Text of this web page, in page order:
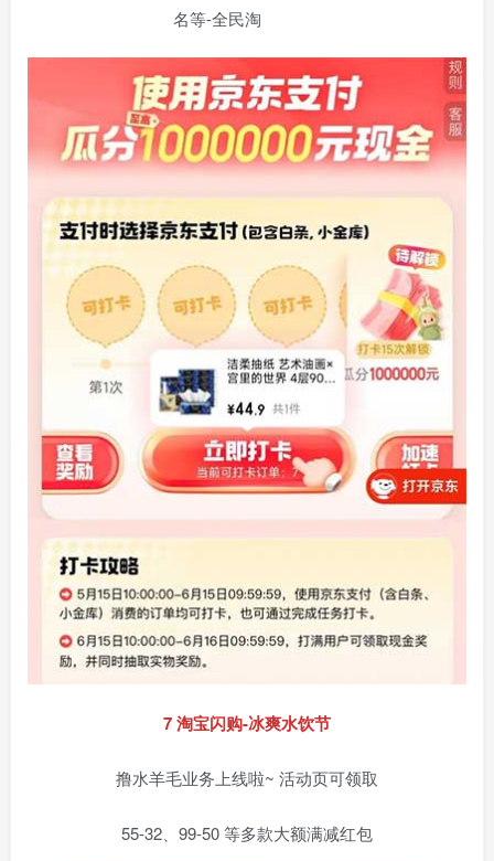
7 淘宝闪购-冰爽水饮节
撸水羊毛业务上线啦~ 活动页可领取
55-32、99-50 等多款大额满减红包